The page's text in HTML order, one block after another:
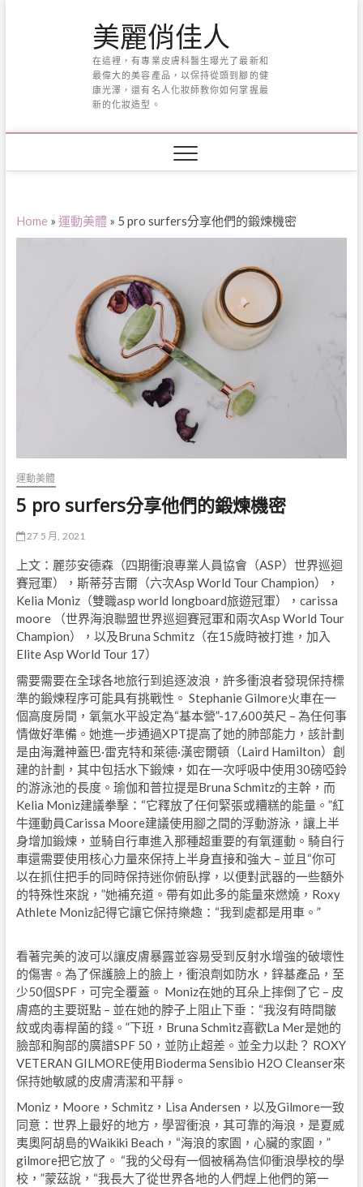
美麗俏佳人
在這裡，有專業皮膚科醫生曝光了最新和
最偉大的美容產品，以保持從頭到腳的健
康光澤，還有名人化妝師教你如何掌握最
新的化妝造型。
Home » 運動美體 » 5 pro surfers分享他們的鍛煉機密
運動美體
5 pro surfers分享他們的鍛煉機密
27 5 月, 2021
上文：麗莎安德森（四期衝浪專業人員協會（ASP）世界巡迴
賽冠軍），斯蒂芬吉爾（六次Asp World Tour Champion），
Kelia Moniz（雙職asp world longboard旅遊冠軍），carissa
moore （世界海浪聯盟世界巡迴賽冠軍和兩次Asp World Tour
Champion），以及Bruna Schmitz（在15歲時被打進，加入
Elite Asp World Tour 17）
需要需要在全球各地旅行到追逐波浪，許多衝浪者發現保持標
準的鍛煉程序可能具有挑戰性。 Stephanie Gilmore火車在一
個高度房間，氧氣水平設定為“基本營”-17,600英尺 – 為任何事
情做好準備。她進一步通過XPT提高了她的肺部能力，該計劃
是由海灘神蓋巴·雷克特和萊德·漢密爾頓（Laird Hamilton）創
建的計劃，其中包括水下鍛煉，如在一次呼吸中使用30磅啞鈴
的游泳池的長度。瑜伽和普拉提是Bruna Schmitz的主幹，而
Kelia Moniz建議拳擊：“它釋放了任何緊張或糟糕的能量。”紅
牛運動員Carissa Moore建議使用腳之間的浮動游泳，讓上半
身增加鍛煉，並騎自行車進入那種超重要的有氧運動。騎自行
車還需要使用核心力量來保持上半身直接和強大 – 並且“你可
以在抓住把手的同時保持迷你俯臥撑，以便對武器的一些額外
的特殊性來說，”她補充道。帶有如此多的能量來燃燒，Roxy
Athlete Moniz記得它讓它保持樂趣：“我到處都是用車。”
看著完美的波可以讓皮膚暴露並容易受到反射水增強的破壞性
的傷害。為了保護臉上的臉上，衝浪劑如防水，鋅基產品，至
少50個SPF，可完全覆蓋。 Moniz在她的耳朵上摔倒了它 – 皮
膚癌的主要斑點 – 並在她的脖子上阻止下垂：“我沒有時間皺
紋或肉毒桿菌的錢。”下班，Bruna Schmitz喜歡La Mer是她的
臉部和胸部的廣譜SPF 50，並防止超差。並全力以赴？ ROXY
VETERAN GILMORE使用Bioderma Sensibio H2O Cleanser來
保持她敏感的皮膚清潔和平靜。
Moniz，Moore，Schmitz，Lisa Andersen，以及Gilmore一致
同意：世界上最好的地方，學習衝浪，其可靠的海浪，是夏威
夷奧阿胡島的Waikiki Beach，“海浪的家園，心臟的家園，”
gilmore把它放了。 “我的父母有一個被稱為信仰衝浪學校的學
校，”蒙茲說，“我長大了從世界各地的人們趕上他們的第一